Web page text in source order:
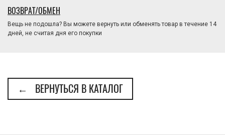
ВОЗВРАТ/ОБМЕН
Вещь не подошла? Вы можете вернуть или обменять товар в течение 14
дней, не считая дня его покупки
← ВЕРНУТЬСЯ В КАТАЛОГ